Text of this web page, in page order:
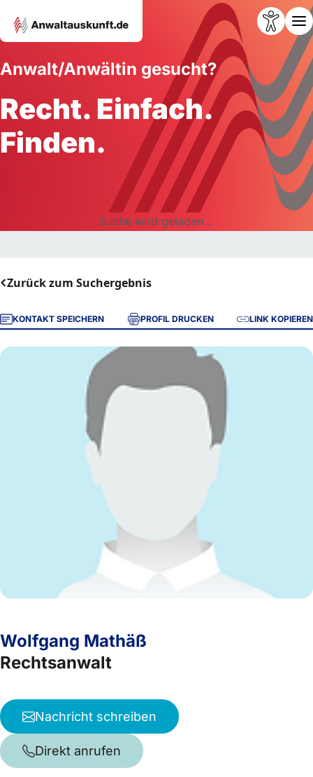
Anwalt/Anwältin gesucht?
Recht. Einfach.
Finden.
Suche wird geladen...
Zurück zum Suchergebnis
KONTAKT SPEICHERN PROFIL DRUCKEN LINK KOPIEREN
Wolfgang Mathäß
Rechtsanwalt
Nachricht schreiben
Direkt anrufen